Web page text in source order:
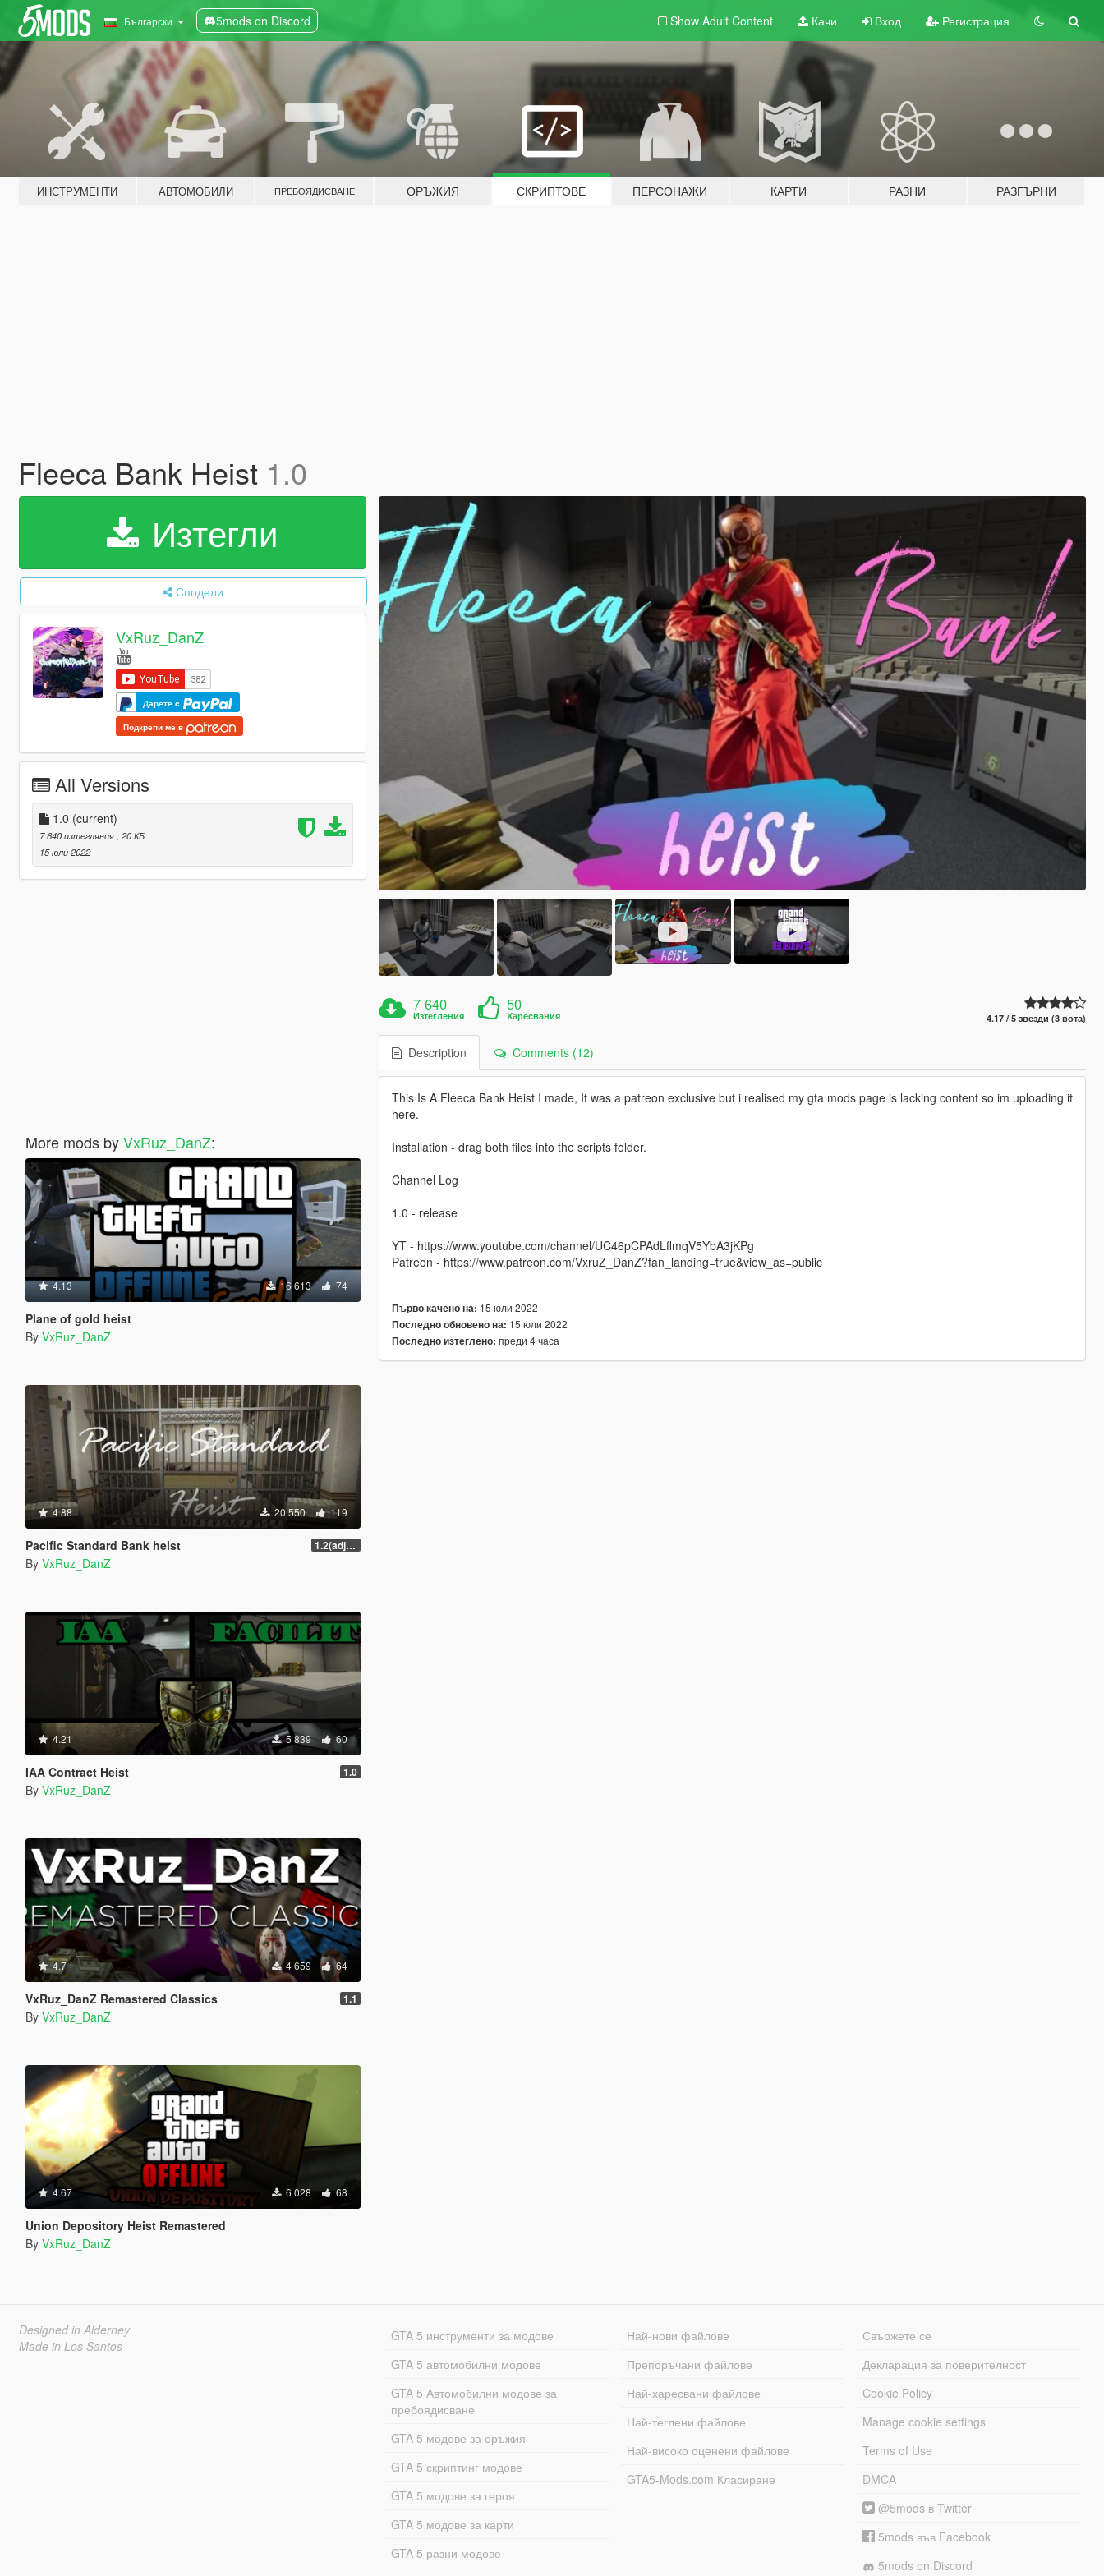
Български 5mods on Discord Show Adult Content Качи Вход Регистрация
ИНСТРУМЕНТИ АВТОМОБИЛИ ПРЕБОЯДИСВАНЕ ОРЪЖИЯ СКРИПТОВЕ ПЕРСОНАЖИ КАРТИ РАЗНИ РАЗГЪРНИ
Fleeca Bank Heist 1.0
Изтегли
Сподели
VxRuz_DanZ
Дарете с
Подкрепи ме в
All Versions
1.0 (current)
7 640 изтегляния, 20 КБ
15 юли 2022
More mods byVxRuz_DanZ:
4.13 16 613 74
Plane of gold heist
By VxRuz_DanZ
4.88 20 550 119
Pacific Standard Bank heist 1.2(adjustments)
By VxRuz_DanZ
4.21 5 839 60
IAA Contract Heist 1.0
By VxRuz_DanZ
4.7 4 659 64
VxRuz_DanZ Remastered Classics 1.1
By VxRuz_DanZ
4.67 6 028 68
Union Depository Heist Remastered
By VxRuz_DanZ
7 640
Изтегления
50
Харесвания 4.17 / 5 звезди (3 вота)
Description Comments (12)
This Is A Fleeca Bank Heist I made, It was a patreon exclusive but i realised my gta mods page is lacking content so im uploading it
here.
Installation - drag both files into the scripts folder.
Channel Log
1.0 - release
YT - https://www.youtube.com/channel/UC46pCPAdLflmqV5YbA3jKPg
Patreon - https://www.patreon.com/VxruZ_DanZ?fan_landing=true&view_as=public
Първо качено на: 15 юли 2022
Последно обновено на: 15 юли 2022
Последно изтеглено: преди 4 часа
Designed in Alderney
Made in Los Santos
GTA 5 инструменти за модове
GTA 5 автомобилни модове
GTA 5 Автомобилни модове за
пребоядисване
GTA 5 модове за оръжия
GTA 5 скриптинг модове
GTA 5 модове за героя
GTA 5 модове за карти
GTA 5 разни модове
Най-нови файлове
Препоръчани файлове
Най-харесвани файлове
Най-теглени файлове
Най-високо оценени файлове
GTA5-Mods.com Класиране
Свържете се
Декларация за поверителност
Cookie Policy
Manage cookie settings
Terms of Use
DMCA
@5mods в Twitter
5mods във Facebook
5mods on Discord